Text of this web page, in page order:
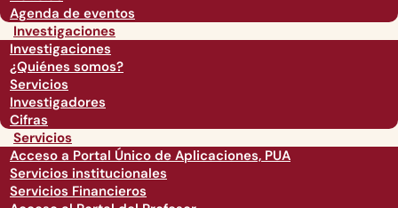
Agenda de eventos
Investigaciones
Investigaciones
¿Quiénes somos?
Servicios
Investigadores
Cifras
Servicios
Acceso a Portal Único de Aplicaciones, PUA
Servicios institucionales
Servicios Financieros